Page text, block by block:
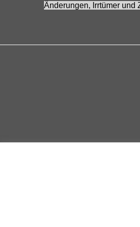
Änderungen, Irrtümer und